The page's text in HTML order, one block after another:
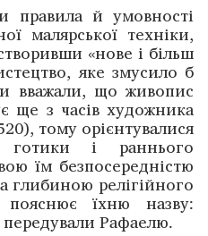
правила й умовності
малярської техніки,
«нове і більш
яке змусило б
вважали, що живопис
ще з часів художника
тому орієнтувалися
готики і раннього
їм безпосередністю
глибиною релігійного
пояснює їхню назву:
Рафаелю.